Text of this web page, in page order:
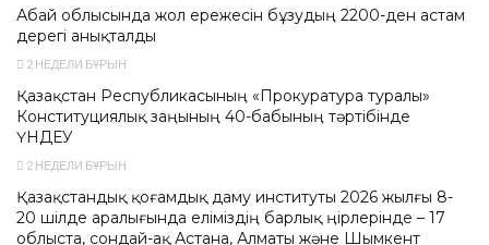
Абай облысында жол ережесін бұзудың 2200-ден астам
дерегі анықталды
2 НЕДЕЛИ БҰРЫН
Қазақстан Республикасының «Прокуратура туралы»
Конституциялық заңының 40-бабының тәртібінде
ҮНДЕУ
2 НЕДЕЛИ БҰРЫН
Қазақстандық қоғамдық даму институты 2026 жылғы 8-
20 шілде аралығында еліміздің барлық өңірлерінде – 17
облыста, сондай-ақ Астана, Алматы және Шымкент